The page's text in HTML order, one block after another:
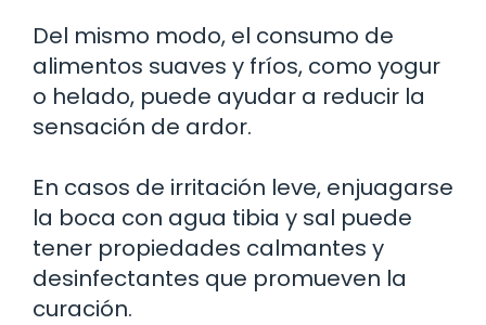
Del mismo modo, el consumo de
alimentos suaves y fríos, como yogur
o helado, puede ayudar a reducir la
sensación de ardor.
En casos de irritación leve, enjuagarse
la boca con agua tibia y sal puede
tener propiedades calmantes y
desinfectantes que promueven la
curación.